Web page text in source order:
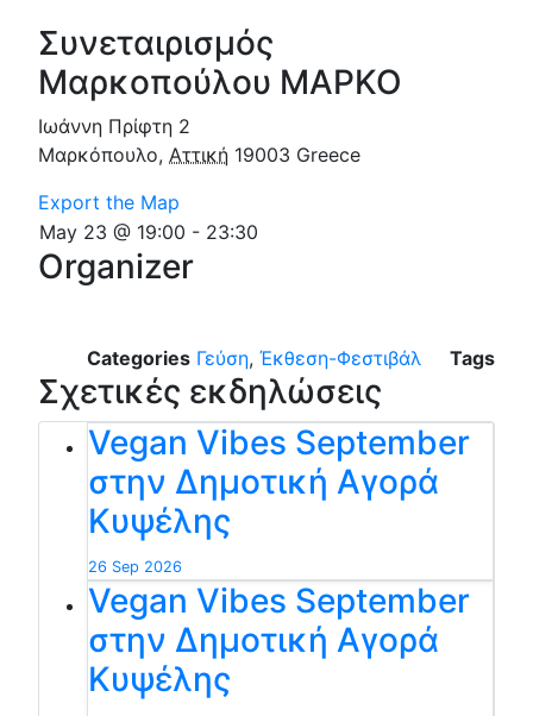
Συνεταιρισμός
Μαρκοπούλου ΜΑΡΚΟ
Ιωάννη Πρίφτη 2
Μαρκόπουλο, Αττική 19003 Greece
Export the Map
May 23 @ 19:00 - 23:30
Organizer
Categories Γεύση, Έκθεση-Φεστιβάλ Tags
Σχετικές εκδηλώσεις
Vegan Vibes September
στην Δημοτική Αγορά
Κυψέλης
26 Sep 2026
Vegan Vibes September
στην Δημοτική Αγορά
Κυψέλης